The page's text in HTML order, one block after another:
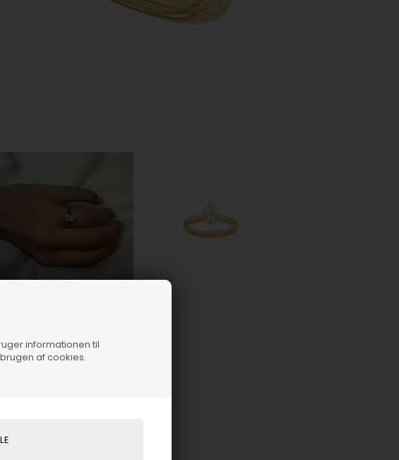
informationen til
af cookies.